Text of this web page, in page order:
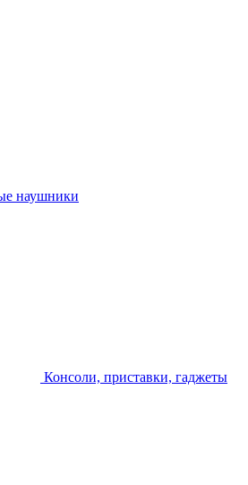
наушники
Консоли, приставки, гаджеты